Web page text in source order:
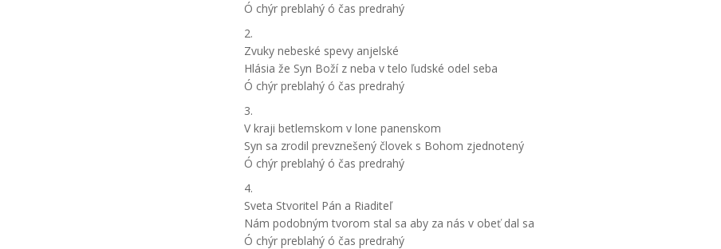
Ó chýr preblahý ó čas predrahý
2.
Zvuky nebeské spevy anjelské
Hlásia že Syn Boží z neba v telo ľudské odel seba
Ó chýr preblahý ó čas predrahý
3.
V kraji betlemskom v lone panenskom
Syn sa zrodil prevznešený človek s Bohom zjednotený
Ó chýr preblahý ó čas predrahý
4.
Sveta Stvoritel Pán a Riaditeľ
Nám podobným tvorom stal sa aby za nás v obeť dal sa
Ó chýr preblahý ó čas predrahý